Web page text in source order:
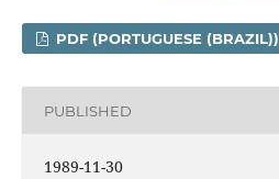
PDF (PORTUGUESE (BRAZIL))
PUBLISHED
1989-11-30